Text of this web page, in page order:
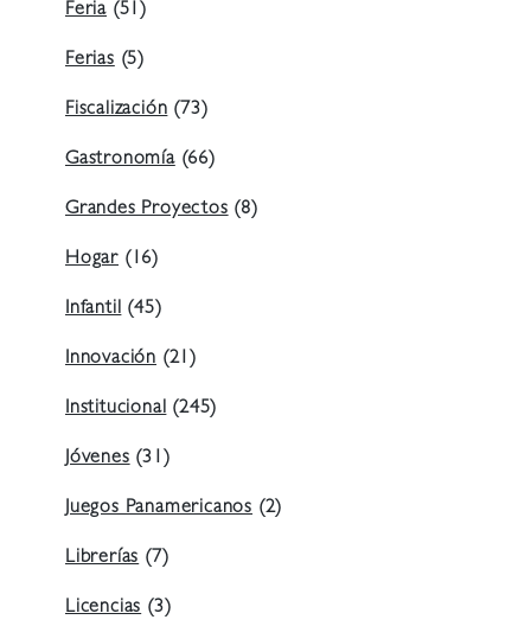
Feria (51)
Ferias (5)
Fiscalización (73)
Gastronomía(66)
Grandes Proyectos (8)
Hogar (16)
Infantil (45)
Innovación (21)
Institucional (245)
Jóvenes (31)
Juegos Panamericanos (2)
Librerías (7)
Licencias (3)